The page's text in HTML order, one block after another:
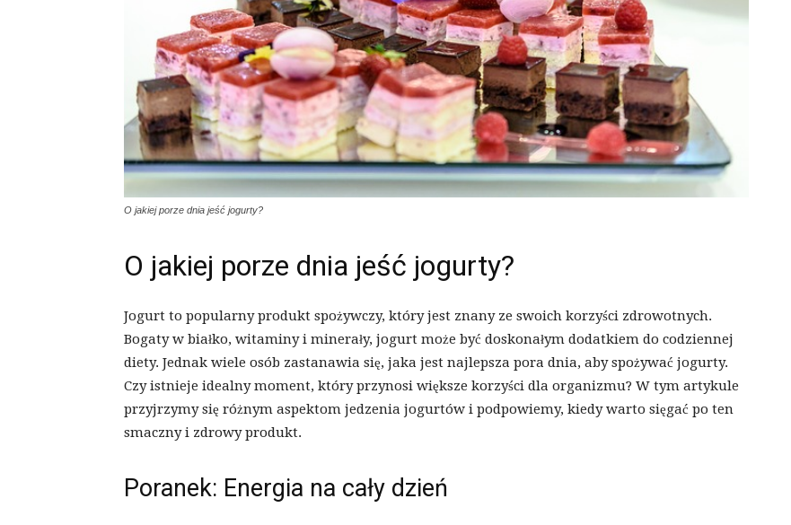
O jakiej porze dnia jeść jogurty?
O jakiej porze dnia jeść jogurty?
Jogurt to popularny produkt spożywczy, który jest znany ze swoich korzyści zdrowotnych.
Bogaty w białko, witaminy i minerały, jogurt może być doskonałym dodatkiem do codziennej
diety. Jednak wiele osób zastanawia się, jaka jest najlepsza pora dnia, aby spożywać jogurty.
Czy istnieje idealny moment, który przynosi większe korzyści dla organizmu? W tym artykule
przyjrzymy się różnym aspektom jedzenia jogurtów i podpowiemy, kiedy warto sięgać po ten
smaczny i zdrowy produkt.
Poranek: Energia na cały dzień